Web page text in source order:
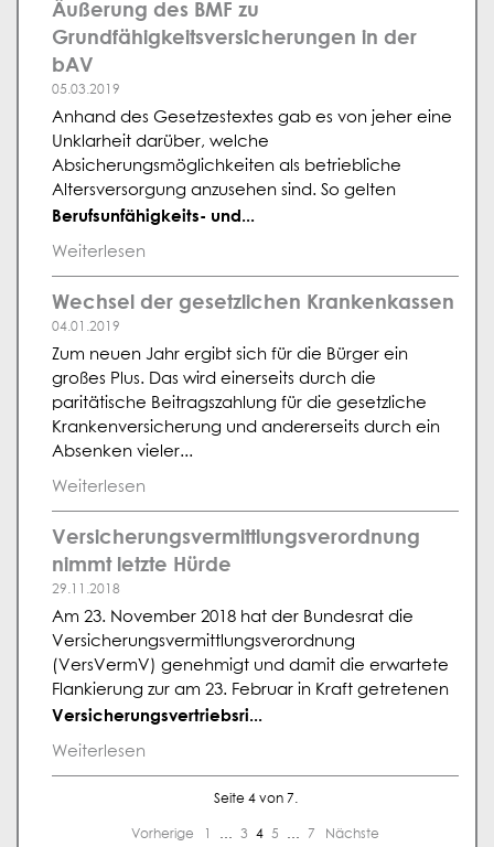
Äußerung des BMF zu
Grundfähigkeitsversicherungen in der
bAV
05.03.2019
Anhand des Gesetzestextes gab es von jeher eine
Unklarheit darüber, welche
Absicherungsmöglichkeiten als betriebliche
Altersversorgung anzusehen sind. So gelten
Berufsunfähigkeits- und...
Weiterlesen
Wechsel der gesetzlichen Krankenkassen
04.01.2019
Zum neuen Jahr ergibt sich für die Bürger ein
großes Plus. Das wird einerseits durch die
paritätische Beitragszahlung für die gesetzliche
Krankenversicherung und andererseits durch ein
Absenken vieler...
Weiterlesen
Versicherungsvermittlungsverordnung
nimmt letzte Hürde
29.11.2018
Am 23. November 2018 hat der Bundesrat die
Versicherungsvermittlungsverordnung
(VersVermV) genehmigt und damit die erwartete
Flankierung zur am 23. Februar in Kraft getretenen
Versicherungsvertriebsri...
Weiterlesen
Seite 4 von 7.
Vorherige … 3 4 5 … 7 Nächste